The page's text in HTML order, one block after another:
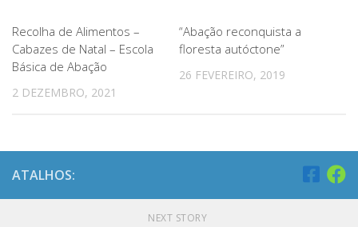
Recolha de Alimentos –
Cabazes de Natal – Escola
Básica de Abação
2 DEZEMBRO, 2021
“Abação reconquista a
floresta autóctone”
26 FEVEREIRO, 2019
ATALHOS:
NEXT STORY